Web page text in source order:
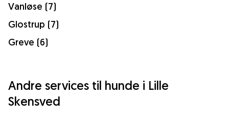
Vanløse (7)
Glostrup (7)
Greve (6)
Andre services til hunde i Lille
Skensved